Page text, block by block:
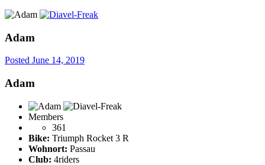
Adam
Posted June 14, 2019
Adam
Members
361
Bike: Triumph Rocket 3 R
Wohnort: Passau
Club: 4riders